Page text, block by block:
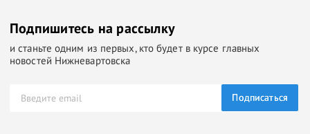
Подпишитесь на рассылку
и станьте одним из первых, кто будет в курсе главных
новостей Нижневартовска
Подписаться